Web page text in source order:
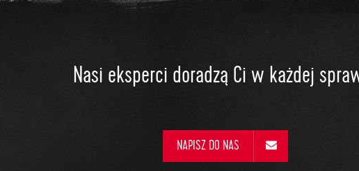
Nasi eksperci doradzą Ci w każdej
NAPISZ DO NAS